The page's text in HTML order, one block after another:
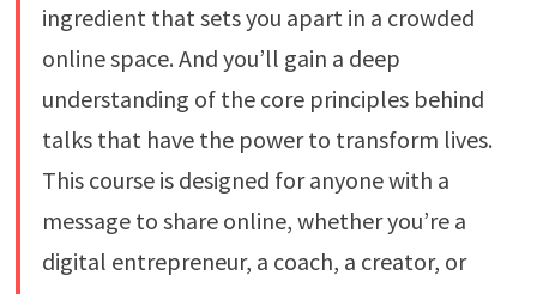
ingredient that sets you apart in a crowded
online space. And you’ll gain a deep
understanding of the core principles behind
talks that have the power to transform lives.
This course is designed for anyone with a
message to share online, whether you’re a
digital entrepreneur, a coach, a creator, or